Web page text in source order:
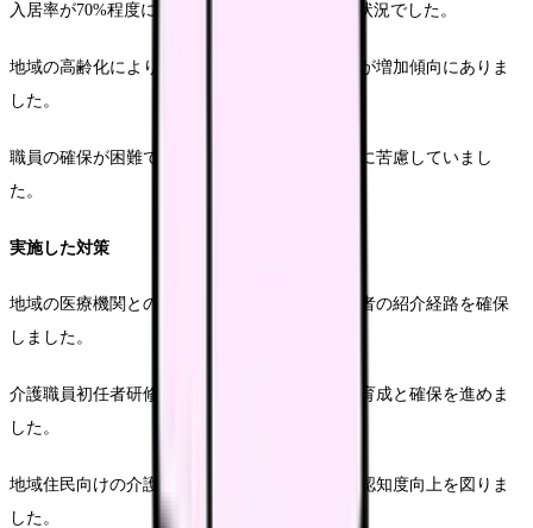
入居率が70%程度に低迷し、収益確保が困難な状況でした。
地域の高齢化により、要介護度の高い入居者様が増加傾向にありま
した。
職員の確保が困難で、サービス提供体制の維持に苦慮していまし
た。
実施した対策
地域の医療機関との連携強化により、新規入居者の紹介経路を確保
しました。
介護職員初任者研修を施設内で実施し、人材の育成と確保を進めま
した。
地域住民向けの介護相談窓口を設置し、施設の認知度向上を図りま
した。